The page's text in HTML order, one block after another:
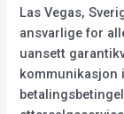
Las Vegas,
ansvarlige for
uansett
kommunikasjon